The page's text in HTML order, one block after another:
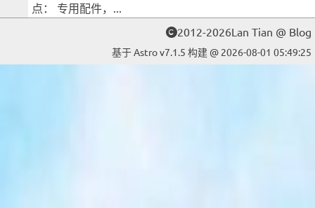
点： 专用配件，...
2012-2026Lan Tian @ Blog
基于 Astro v7.1.5 构建 @ 2026-08-01 05:49:25